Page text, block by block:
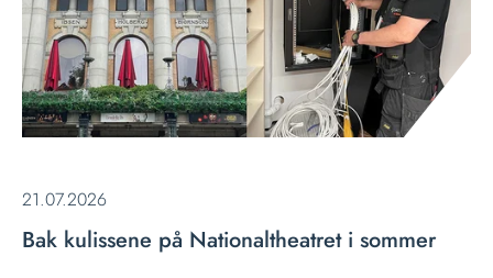
21.07.2026
Bak kulissene på Nationaltheatret i sommer